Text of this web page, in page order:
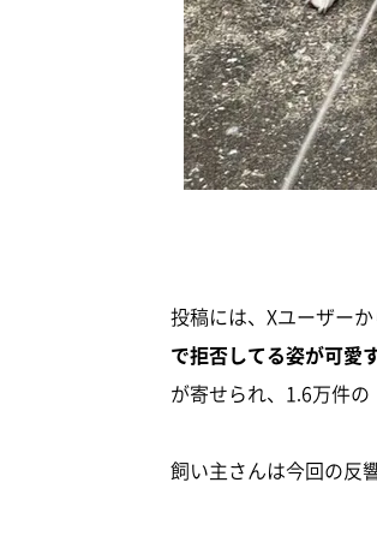
投稿には、Xユーザーか
で拒否してる姿が可愛
が寄せられ、1.6万件
飼い主さんは今回の反